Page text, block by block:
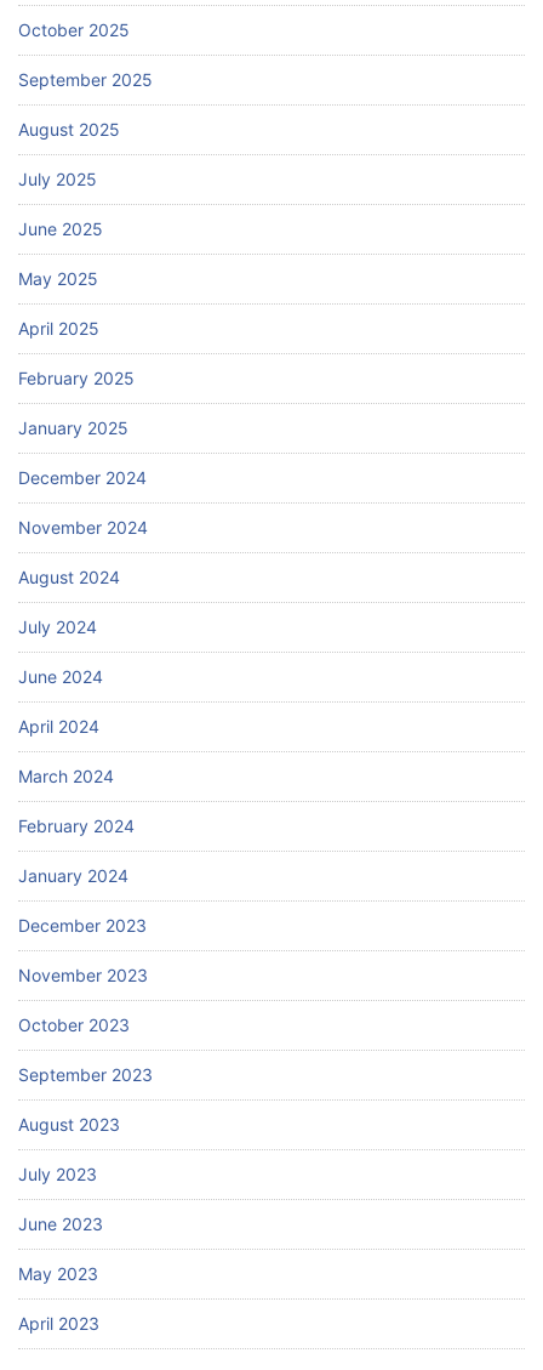
October 2025
September 2025
August 2025
July 2025
June 2025
May 2025
April 2025
February 2025
January 2025
December 2024
November 2024
August 2024
July 2024
June 2024
April 2024
March 2024
February 2024
January 2024
December 2023
November 2023
October 2023
September 2023
August 2023
July 2023
June 2023
May 2023
April 2023